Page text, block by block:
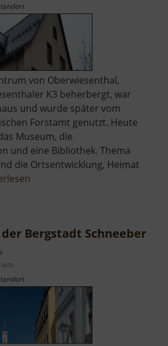
von Oberwiesenthal,
K3 beherbergt, war
und wurde später vom
Forstamt genutzt. Heute
Museum, die
und eine Bibliothek. Thema
die Ortsentwicklung, Heimat
Bergstadt Schneeberg
2672